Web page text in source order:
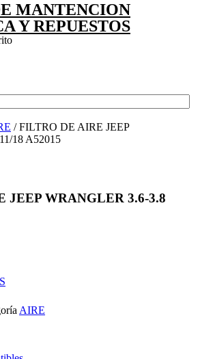
MANTENCION
Y REPUESTOS
/ FILTRO DE AIRE JEEP
18 A52015
JEEP WRANGLER 3.6-3.8
AIRE